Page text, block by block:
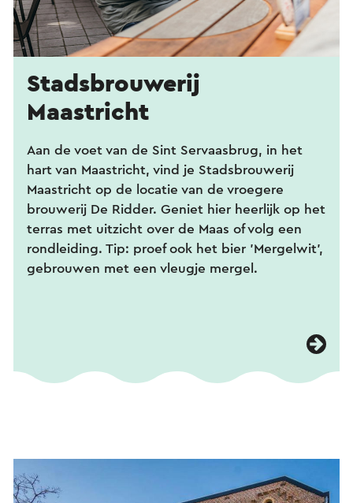
Stadsbrouwerij
Maastricht
Aan de voet van de Sint Servaasbrug, in het
hart van Maastricht, vind je Stadsbrouwerij
Maastricht op de locatie van de vroegere
brouwerij De Ridder. Geniet hier heerlijk op het
terras met uitzicht over de Maas of volg een
rondleiding. Tip: proef ook het bier 'Mergelwit',
gebrouwen met een vleugje mergel.